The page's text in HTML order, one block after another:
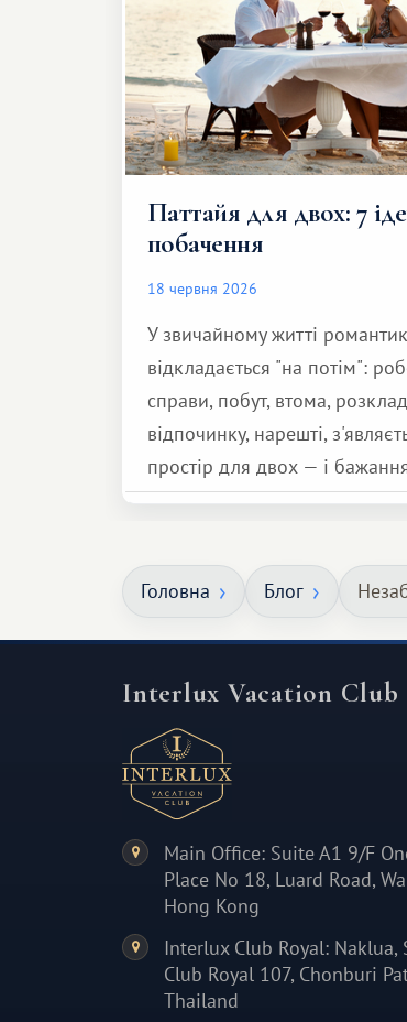
Паттайя для двох: 7
побачення
18 червня 2026
У звичайному житті
відкладається "на потім":
справи, побут, втома,
відпочинку, нарешті,
простір для двох — і
зробити для близької
але тепле і незабутнє :)
Головна Блог
Interlux Vacation Club
Main Office: Suite A1 9/F
Place No 18, Luard Road,
Hong Kong
Interlux Club Royal: Naklua,
Club Royal 107, Chonburi
Thailand